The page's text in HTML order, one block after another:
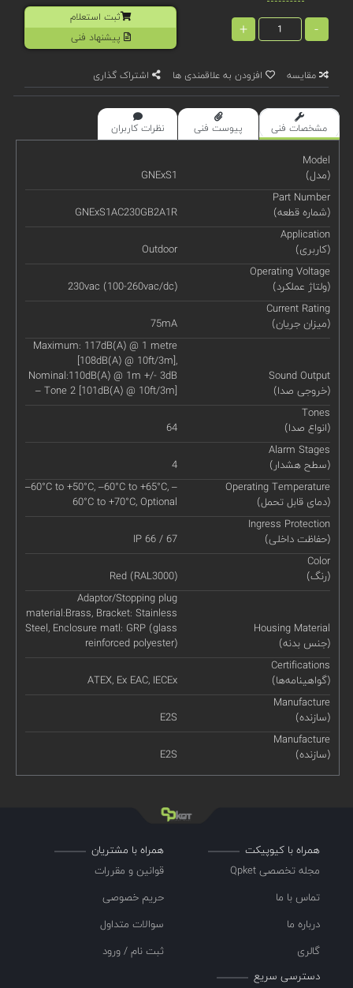
-
+
ثبت استعلام
پیشنهاد فنی
مقایسه افزودن به علاقمندی ها اشتراک گذاری
مشخصات فنی پیوست فنی نظرات کاربران
Model
(مدل)
GNExS1
Part Number
(شماره قطعه)
GNExS1AC230GB2A1R
Application
(کاربری)
Outdoor
Operating Voltage
(ولتاژ عملکرد)
230vac (100-260vac/dc)
Current Rating
(میزان جریان)
75mA
Sound Output
(خروجی صدا)
Maximum: 117dB(A) @ 1 metre
[108dB(A) @ 10ft/3m],
Nominal:110dB(A) @ 1m +/- 3dB
– Tone 2 [101dB(A) @ 10ft/3m]
Tones
(انواع صدا)
64
Alarm Stages
(سطح هشدار)
4
Operating Temperature
(دمای قابل تحمل)
–60°C to +50°C, –60°C to +65°C, –
60°C to +70°C, Optional
Ingress Protection
(حفاظت داخلی)
IP 66 / 67
Color
(رنگ)
Red (RAL3000)
Housing Material
(جنس بدنه)
Adaptor/Stopping plug
material:Brass, Bracket: Stainless
Steel, Enclosure matl: GRP (glass
reinforced polyester)
Certifications
(گواهینامه‌ها)
ATEX, Ex EAC, IECEx
Manufacture
(سازنده)
E2S
Manufacture
(سازنده)
E2S
همراه با کیوپیکت
مجله تخصصی Qpket
تماس با ما
درباره ما
گالری
همراه با مشتریان
قوانین و مقررات
حریم خصوصی
سوالات متداول
ثبت نام / ورود
دسترسی سریع